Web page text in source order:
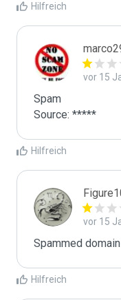
Hilfreich
vor 15
Spam
Source: *****
Hilfreich
vor 15
Spammed
Hilfreich